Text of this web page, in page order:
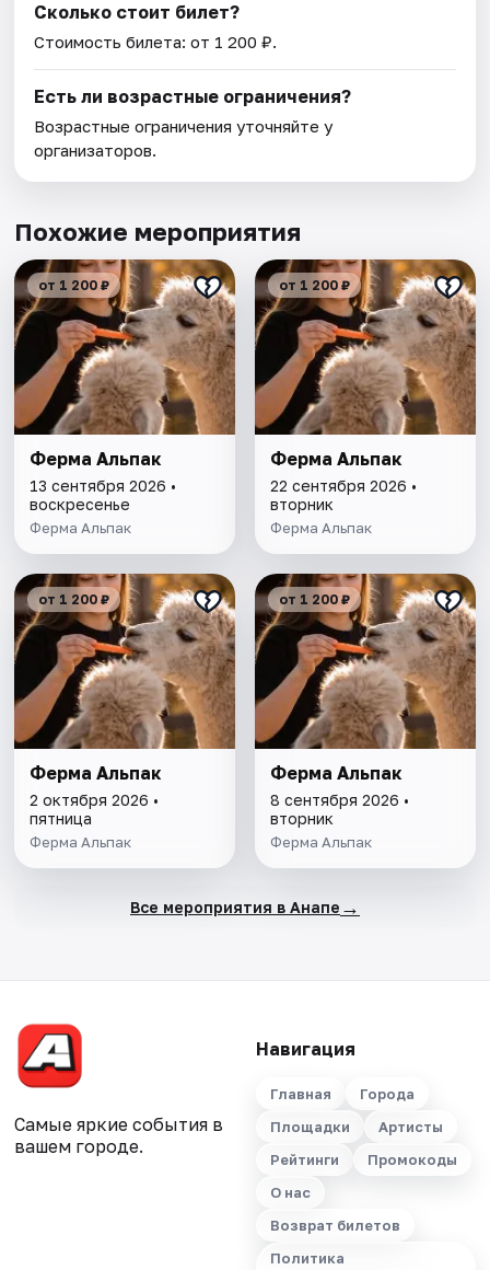
Сколько стоит билет?
Стоимость билета: от 1 200 ₽.
Есть ли возрастные ограничения?
Возрастные ограничения уточняйте у
организаторов.
Похожие мероприятия
от 1 200 ₽
Ферма Альпак
13 сентября 2026 •
воскресенье
Ферма Альпак
от 1 200 ₽
Ферма Альпак
22 сентября 2026 •
вторник
Ферма Альпак
от 1 200 ₽
Ферма Альпак
2 октября 2026 •
пятница
Ферма Альпак
от 1 200 ₽
Ферма Альпак
8 сентября 2026 •
вторник
Ферма Альпак
Все мероприятия в Анапе →
Самые яркие события в
вашем городе.
Навигация
Главная
Города
Площадки
Артисты
Рейтинги
Промокоды
О нас
Возврат билетов
Политика